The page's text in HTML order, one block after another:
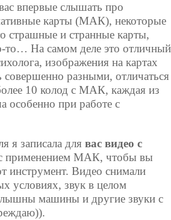
впервые слышать про
карты (МАК), некоторые
страшные и странные карты,
то… На самом деле это отличный
изображения на картах
совершенно разными, отличаться
10 колод с МАК, каждая из
особенно при работе с
я записала для вас видео с
применением МАК, чтобы вы
инструмент. Видео снимали
условиях, звук в целом
машины и другие звуки с